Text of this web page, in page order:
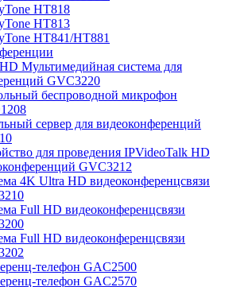
HT818
HT813
HT841/HT881
Мультимедийная система для
GVC3220
беспроводной микрофон
сервер для видеоконференций
для проведения IPVideoTalk HD
GVC3212
4K Ultra HD видеоконференцсвязи
Full HD видеоконференцсвязи
Full HD видеоконференцсвязи
телефон GAC2500
телефон GAC2570